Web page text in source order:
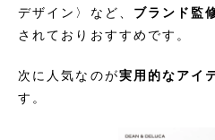
デザイン〉など、 ブランド監
されておりおすすめです。
次に人気なのが実用的なアイ
す。